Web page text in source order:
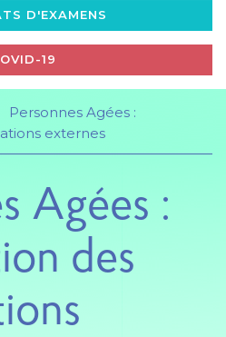
D'EXAMENS
19
Personnes Agées :
externes
Agées :
des